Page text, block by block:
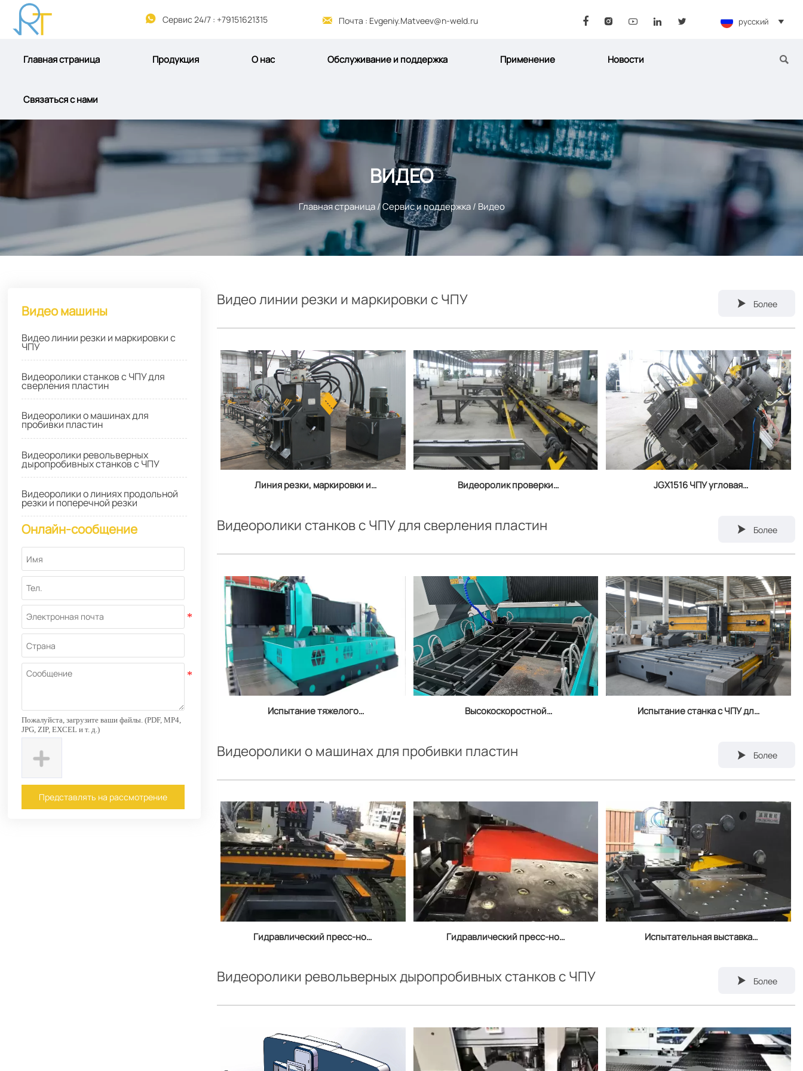
 Сервис 24/7 : +79151621315  Почта : Evgeniy.Matveev@n-weld.ru      русский 
Главная страница Продукция О нас Обслуживание и поддержка Применение Новости
Связаться с нами

ВИДЕО
Главная страница/Сервис и поддержка/ Видео
Видео машины
Видео линии резки и маркировки с
ЧПУ
Видеоролики станков с ЧПУ для
сверления пластин
Видеоролики о машинах для
пробивки пластин
Видеоролики револьверных
дыропробивных станков с ЧПУ
Видеоролики о линиях продольной
резки и поперечной резки
Онлайн-сообщение
Пожалуйста, загрузите ваши файлы. (PDF, MP4,
JPG, ZIP, EXCEL и т. д.)
Представлять на рассмотрение
Видео линии резки и маркировки с ЧПУ  Более
Линия резки, маркировки и
Видеоролик проверки
подачи
JGX1516 ЧПУ угловая
Видеоролики станков с ЧПУ для сверления пластин  Более
Испытание тяжелого
Высокоскоростной
Испытание станка с ЧПУ для
Видеоролики о машинах для пробивки пластин  Более
Гидравлический пресс-нож
Гидравлический пресс-нож
Испытательная выставка
Видеоролики револьверных дыропробивных станков с ЧПУ  Более